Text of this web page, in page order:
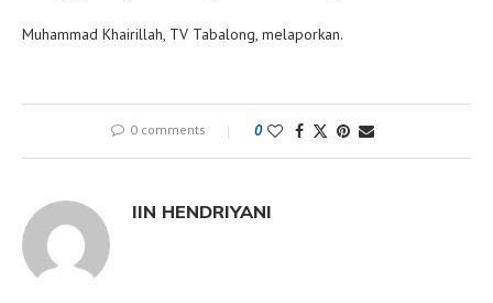
Muhammad Khairillah, TV Tabalong, melaporkan.
0 comments 0
IIN HENDRIYANI